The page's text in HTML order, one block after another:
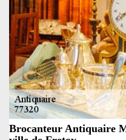
Brocanteur Antiquaire